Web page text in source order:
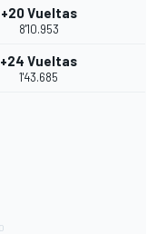
+20 Vueltas
8'10.953
+24 Vueltas
1'43.685